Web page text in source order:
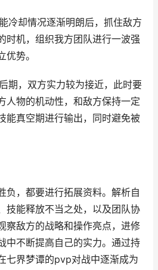
冷却情况逐渐明朗后，抓住敌方
时机，组织我方团队进行一波强
势。
期，双方实力较为接近，此时要
人物的机动性，和敌方保持一定
能真空期进行输出，同时避免被
负，都要进行拓展资料。解析自
技能释放不当之处，以及团队协
察敌方的战略和操作亮点，进修
中不断提高自己的实力。通过持
七界梦谭的pvp对战中逐渐成为